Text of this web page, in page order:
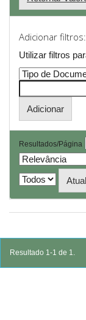
Adicionar filtros:
Utilizar filtros
Resultados/Página
Resultado 1-1 de 1.